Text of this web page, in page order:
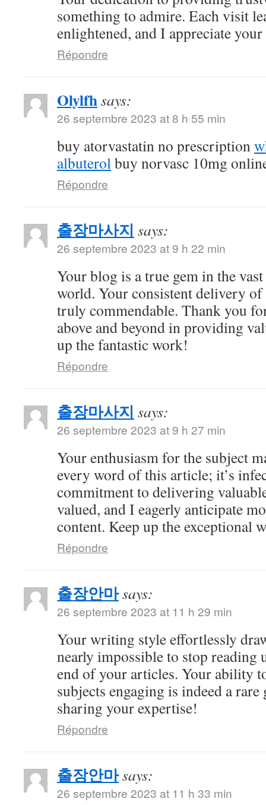
something to admire. Each visit
enlightened, and I appreciate
Répondre
Olylfhsays:
26 septembre 2023 at 8 h 55 min
buy atorvastatin no prescription
albuterolbuy norvasc 10mg
Répondre
출장마사지 says:
26 septembre 2023 at 9 h 22 min
Your blog is a true gem in the
world. Your consistent delivery
truly commendable. Thank you
above and beyond in providing
up the fantastic work!
Répondre
출장마사지 says:
26 septembre 2023 at 9 h 27 min
Your enthusiasm for the subject
every word of this article; it’s
commitment to delivering
valued, and I eagerly anticipate
content. Keep up the exceptional
Répondre
출장안마says:
26 septembre 2023 at 11 h 29 min
Your writing style effortlessly
nearly impossible to stop reading
end of your articles. Your ability
subjects engaging is indeed a
sharing your expertise!
Répondre
출장안마says:
26 septembre 2023 at 11 h 33 min